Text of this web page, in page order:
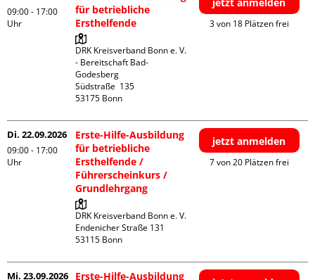
09:00 - 17:00
Uhr
für betriebliche
Ersthelfende
DRK Kreisverband Bonn e. V.
- Bereitschaft Bad-
Godesberg
Südstraße  135
3 von 18 Plätzen frei
Di. 22.09.2026
09:00 - 17:00
Uhr
Erste-Hilfe-Ausbildung
für betriebliche
Ersthelfende /
Führerscheinkurs /
Grundlehrgang
DRK Kreisverband Bonn e. V.
Endenicher Straße 131
jetzt anmelden
7 von 20 Plätzen frei
Mi. 23.09.2026 Erste-Hilfe-Ausbildung